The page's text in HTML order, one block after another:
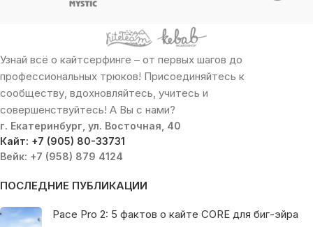
Узнай всё о кайтсерфинге – от первых шагов до
профессиональных трюков! Присоединяйтесь к
сообществу, вдохновляйтесь, учитесь и
совершенствуйтесь! А Вы с нами?
г. Екатеринбург, ул. Восточная, 40
Кайт: +7 (905) 80-33731
Вейк: +7 (958) 879 4124
ПОСЛЕДНИЕ ПУБЛИКАЦИИ
Pace Pro 2: 5 фактов о кайте CORE для биг-эйра